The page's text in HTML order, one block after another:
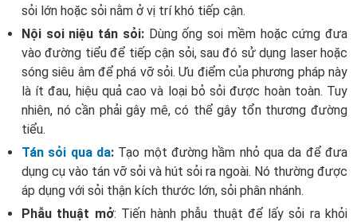
sỏi lớn hoặc sỏi nằm ở vị trí khó tiếp cận.
Nội soi niệu tán sỏi:Dùng ống soi mềm hoặc cứng đưa
vào đường tiểu để tiếp cận sỏi, sau đó sử dụng laser hoặc
sóng siêu âm để phá vỡ sỏi. Ưu điểm của phương pháp này
là ít đau, hiệu quả cao và loại bỏ sỏi được hoàn toàn. Tuy
nhiên, nó cần phải gây mê, có thể gây tổn thương đường
tiểu.
Tán sỏi qua da: Tạo một đường hầm nhỏ qua da để đưa
dụng cụ vào tán vỡ sỏi và hút sỏi ra ngoài. Nó thường được
áp dụng với sỏi thận kích thước lớn, sỏi phân nhánh.
Phẫu thuật mở: Tiến hành phẫu thuật để lấy sỏi ra khỏi